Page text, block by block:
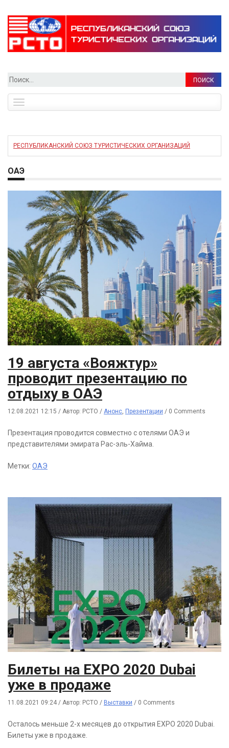
Найти:
navigation
РЕСПУБЛИКАНСКИЙ СОЮЗ ТУРИСТИЧЕСКИХ ОРГАНИЗАЦИЙ
ОАЭ
19 августа «Вояжтур»
проводит презентацию по
отдыху в ОАЭ
12.08.2021 12:15 / Автор: РСТО / Анонс, Презентации / 0 Comments
Презентация проводится совместно с отелями ОАЭ и
представителями эмирата Рас-эль-Хайма.
Метки: ОАЭ
Билеты на EXPO 2020 Dubai
уже в продаже
11.08.2021 09:24 / Автор: РСТО / Выставки / 0 Comments
Осталось меньше 2-х месяцев до открытия EXPO 2020 Dubai.
Билеты уже в продаже.